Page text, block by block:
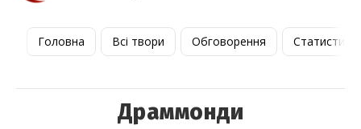
Головна Всі твори Обговорення Статистика
Драммонди